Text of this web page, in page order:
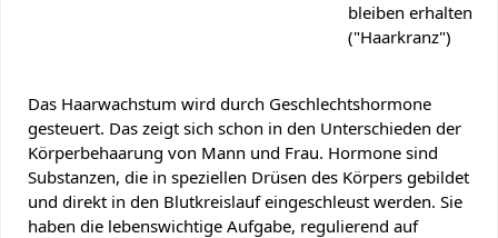
bleiben erhalten
("Haarkranz")
Das Haarwachstum wird durch Geschlechtshormone
gesteuert. Das zeigt sich schon in den Unterschieden der
Körperbehaarung von Mann und Frau. Hormone sind
Substanzen, die in speziellen Drüsen des Körpers gebildet
und direkt in den Blutkreislauf eingeschleust werden. Sie
haben die lebenswichtige Aufgabe, regulierend auf